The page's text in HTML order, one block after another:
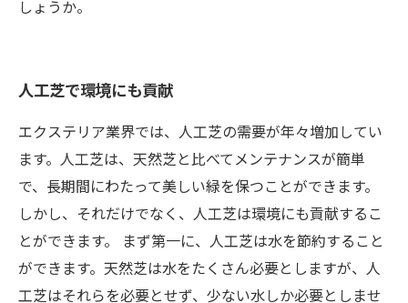
しょうか。
人工芝で環境にも貢献
エクステリア業界では、人工芝の需要が年々増加してい
ます。人工芝は、天然芝と比べてメンテナンスが簡単
で、長期間にわたって美しい緑を保つことができます。
しかし、それだけでなく、人工芝は環境にも貢献するこ
とができます。 まず第一に、人工芝は水を節約すること
ができます。天然芝は水をたくさん必要としますが、人
工芝はそれらを必要とせず、少ない水しか必要としませ